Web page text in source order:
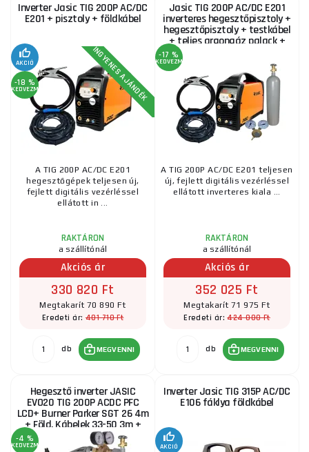
Inverter Jasic TIG 200P AC/DC
E201 + pisztoly + földkábel
AKCIÓ
-18 %
KEDVEZMÉNY INGYENES AJÁNDÉK
A TIG 200P AC/DC E201
hegesztőgépek teljesen új,
fejlett digitális vezérléssel
ellátott in ...
RAKTÁRON
a szállítónál
Akciós ár
330 820 Ft
Megtakarít 70 890 Ft
Eredeti ár: 401 710 Ft
db MEGVENNI
Jasic TIG 200P AC/DC E201
inverteres hegesztőpisztoly +
hegesztőpisztoly + testkábel
+ teljes argongáz palack +
-17 %
KEDVEZMÉNY
A TIG 200P AC/DC E201 teljesen
új, fejlett digitális vezérléssel
ellátott inverteres kiala ...
RAKTÁRON
a szállítónál
Akciós ár
352 025 Ft
Megtakarít 71 975 Ft
Eredeti ár:424 000 Ft
db MEGVENNI
Hegesztő inverter JASIC
EVO20 TIG 200P ACDC PFC
LCD+ Burner Parker SGT 26 4m
+ Föld. Kábelek 33-50 3m +
Balaclava +...
-4 %
KEDVEZMÉNY
Inverter Jasic TIG 315P AC/DC
E106 fáklya földkábel
AKCIÓ